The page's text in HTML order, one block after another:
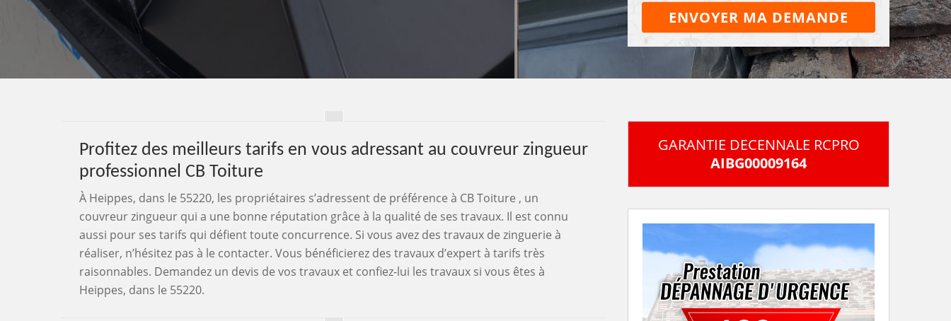
Profitez des meilleurs tarifs en vous adressant au couvreur zingueur
professionnel CB Toiture
À Heippes, dans le 55220, les propriétaires s’adressent de préférence à CB Toiture , un
couvreur zingueur qui a une bonne réputation grâce à la qualité de ses travaux. Il est connu
aussi pour ses tarifs qui défient toute concurrence. Si vous avez des travaux de zinguerie à
réaliser, n’hésitez pas à le contacter. Vous bénéficierez des travaux d’expert à tarifs très
raisonnables. Demandez un devis de vos travaux et confiez-lui les travaux si vous êtes à
Heippes, dans le 55220.
GARANTIE DECENNALE RCPRO
AIBG00009164